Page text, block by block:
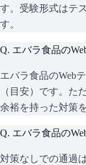
す。受験形式はテ
す。
Q. エバラ食品の
エバラ食品のWeb
（目安）です。た
余裕を持った対策
Q. エバラ食品の
対策なしでの通過